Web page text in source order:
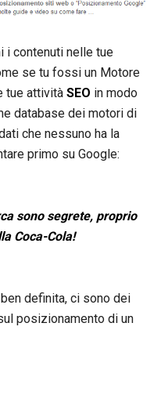
i contenuti nelle tue
se tu fossi un Motore
tue attivitàSEO in modo
database dei motori di
che nessuno ha la
primo su Google:
sono segrete, proprio
Coca-Cola!
definita, ci sono dei
posizionamento di un